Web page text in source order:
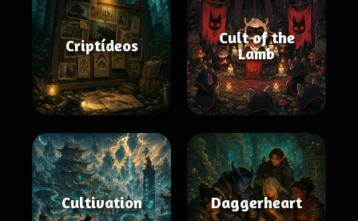
Criptídeos
Cult of the
Lamb
Cultivation Daggerheart